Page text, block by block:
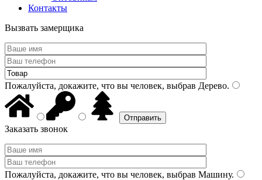
Контакты
Вызвать замерщика
Пожалуйста, докажите, что вы человек, выбрав Дерево.
Заказать звонок
Пожалуйста, докажите, что вы человек, выбрав Машину.